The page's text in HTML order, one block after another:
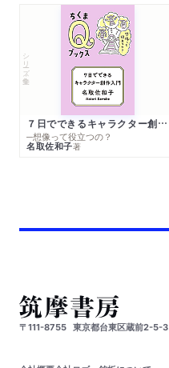
シリーズ・全集
７日でできるキャラクター創作入門
─想像って役立つの？
名取佐和子著
〒111-8755 東京都台東区蔵前2-5-3